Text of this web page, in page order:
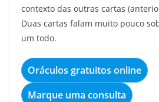
contexto das outras cartas
Duas cartas falam muito pouco
um todo.
Oráculos gratuitos online
Marque uma consulta